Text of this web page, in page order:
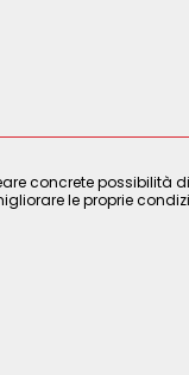
concrete possibilità
le proprie